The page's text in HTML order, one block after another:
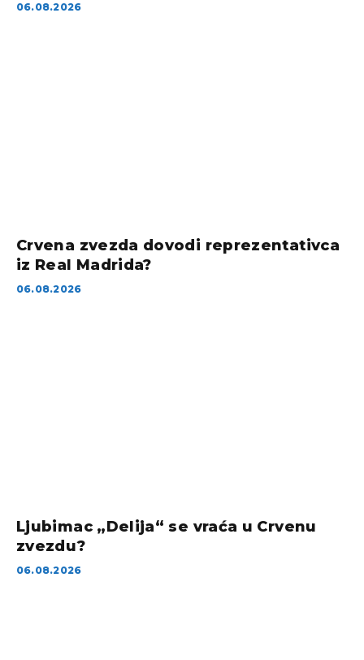
06.08.2026
Crvena zvezda dovodi reprezentativca
iz Real Madrida?
06.08.2026
Ljubimac „Delija“ se vraća u Crvenu
zvezdu?
06.08.2026